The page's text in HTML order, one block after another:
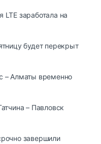
LTE заработала на
будет перекрыт
– Алматы временно
– Павловск
завершили